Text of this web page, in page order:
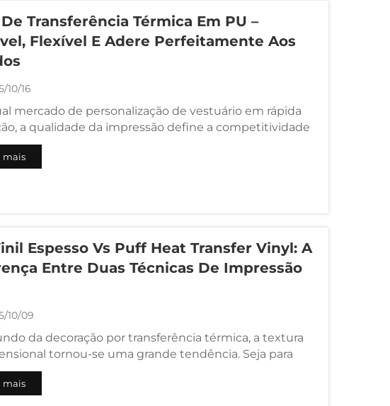
Transferência Térmica Em PU –
Flexível E Adere Perfeitamente Aos
10/16
mercado de personalização de vestuário em rápida
a qualidade da impressão define a competitividade
À medida que a tecnologia de transferência térmica
avançando, o vinil de transferência térmica em PU
mais
Espesso Vs Puff Heat Transfer Vinyl: A
Entre Duas Técnicas De Impressão
10/09
da decoração por transferência térmica, a textura
tornou-se uma grande tendência. Seja para
de streetwear, camisetas personalizadas ou
criativa de moda, gráficos em relevo e táteis estão
mais